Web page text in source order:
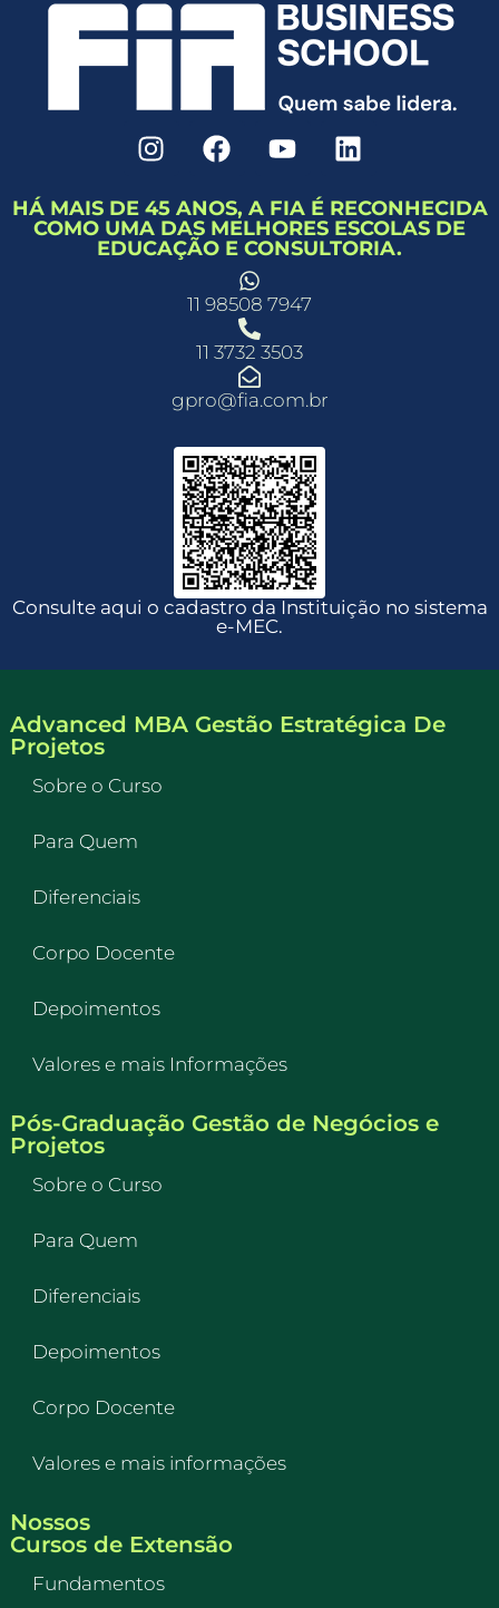
HÁ MAIS DE 45 ANOS, A FIA É RECONHECIDA
COMO UMA DAS MELHORES ESCOLAS DE
EDUCAÇÃO E CONSULTORIA.
11 98508 7947
11 3732 3503
gpro@fia.com.br
Consulte aqui o cadastro da Instituição no sistema
e-MEC.
Advanced MBA Gestão Estratégica De
Projetos
Sobre o Curso
Para Quem
Diferenciais
Corpo Docente
Depoimentos
Valores e mais Informações
Pós-Graduação Gestão de Negócios e
Projetos
Sobre o Curso
Para Quem
Diferenciais
Depoimentos
Corpo Docente
Valores e mais informações
Nossos
Cursos de Extensão
Fundamentos